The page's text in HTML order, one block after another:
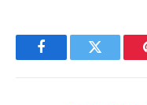
FacebookTwitter